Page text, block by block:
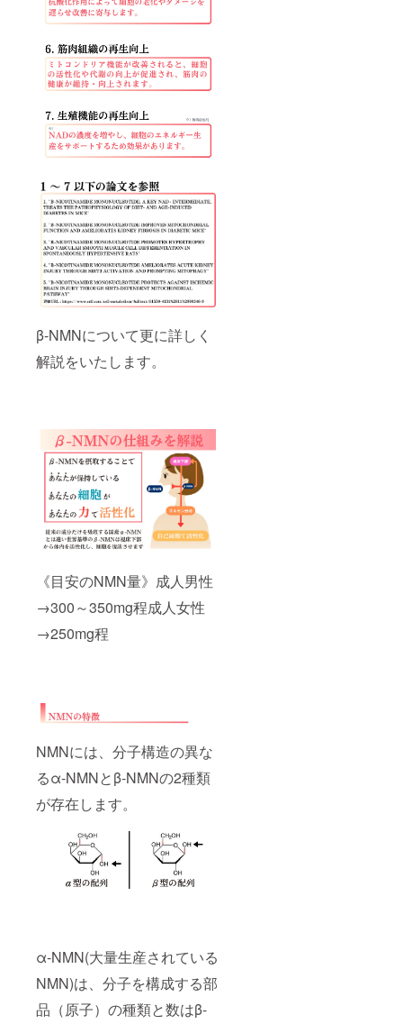
β-NMNについて更に詳しく
解説をいたします。
《目安のNMN量》成人男性
→300～350mg程成人女性
→250mg程
NMNには、分子構造の異な
るα-NMNとβ-NMNの2種類
が存在します。
α-NMN(大量生産されている
NMN)は、分子を構成する部
品（原子）の種類と数はβ-